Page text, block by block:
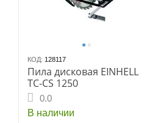
КОД: 128117
Пила дисковая EINHELL
TC-CS 1250
0.0
В наличии